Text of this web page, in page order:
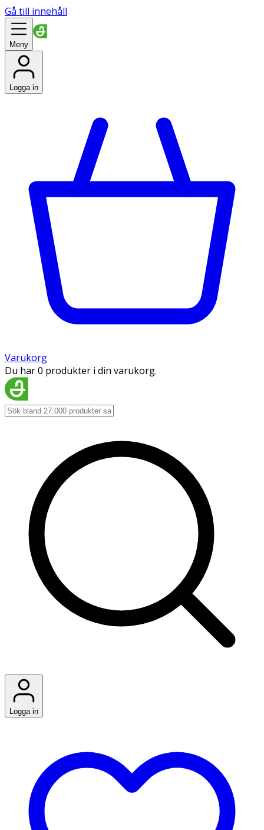
Gå till innehåll
Meny
Logga in
Varukorg
Du har 0 produkter i din varukorg.
Logga in